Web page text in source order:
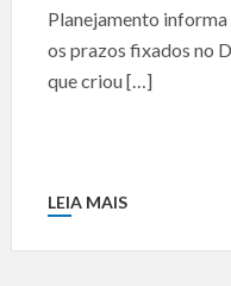
Planejamento
os prazos fixados no
que criou […]
LEIA MAIS